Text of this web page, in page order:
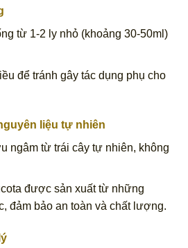
từ 1-2 ly nhỏ (khoảng 30-50ml)
để tránh gây tác dụng phụ cho
liệu tự nhiên
ngâm từ trái cây tự nhiên, không
được sản xuất từ những
đảm bảo an toàn và chất lượng.